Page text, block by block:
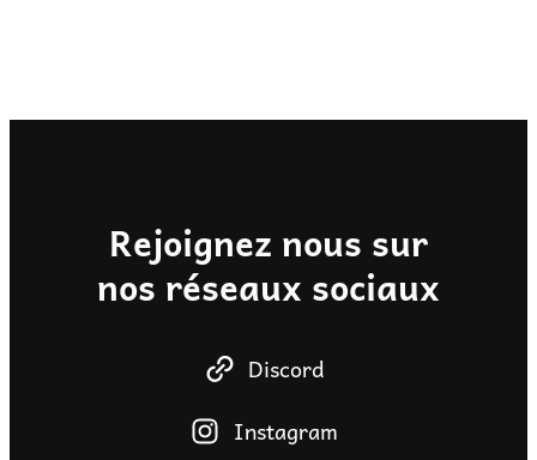
Rejoignez nous sur
nos réseaux sociaux
Discord
Instagram